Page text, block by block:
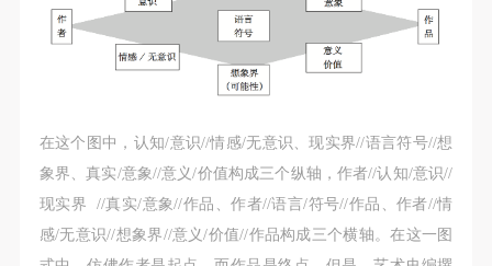
在这个图中，认知/意识//情感/无意识、现实界//语言符号//想
象界、真实/意象//意义/价值构成三个纵轴，作者//认知/意识//
现实界 //真实/意象//作品、作者//语言/符号//作品、作者//情
感/无意识//想象界//意义/价值//作品构成三个横轴。在这一图
文、组织规定进行协商和赔偿。并追究相应的法律责
任和经济责任。
动导师、教师指导下进行，并正确的使用活动中所涉
及到的绘画工具、创作材料及配套设备、设施，若参
与者因个人原因在使用相应绘画工具、创作材料及配
套设备、设施造成个人受伤、伤害他人及造成相应工
具、材料、设备或设施的故障或损坏。参与活动者应
文、组织规定进行协商和赔偿。并追究相应的法律责
任和经济责任。
动导师、教师指导下进行，并正确的使用活动中所涉
及到的绘画工具、创作材料及配套设备、设施，若参
与者因个人原因在使用相应绘画工具、创作材料及配
套设备、设施造成个人受伤、伤害他人及造成相应工
具、材料、设备或设施的故障或损坏。参与活动者应
文、组织规定进行协商和赔偿。并追究相应的法律责
任和经济责任。
动导师、教师指导下进行，并正确的使用活动中所涉
及到的绘画工具、创作材料及配套设备、设施，若参
与者因个人原因在使用相应绘画工具、创作材料及配
套设备、设施造成个人受伤、伤害他人及造成相应工
具、材料、设备或设施的故障或损坏。参与活动者应